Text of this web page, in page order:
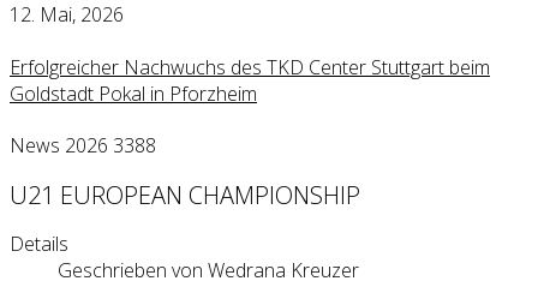
12. Mai, 2026
Erfolgreicher Nachwuchs des TKD Center Stuttgart beim
Goldstadt Pokal in Pforzheim
News 2026 3388
U21 EUROPEAN CHAMPIONSHIP
Details
Geschrieben von Wedrana Kreuzer